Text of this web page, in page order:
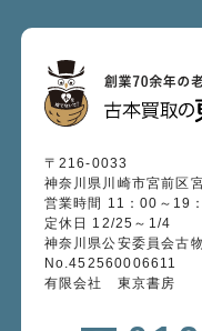
〒216-0033
神奈川県川崎市宮前区
営業時間 11：00～19
定休日 12/25～1/4
神奈川県公安委員会古
No.452560006611
有限会社 東京書房